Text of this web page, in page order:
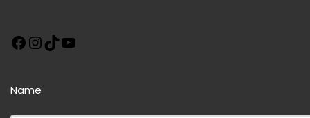
Name
Bitte dieses Feld leer lassen!